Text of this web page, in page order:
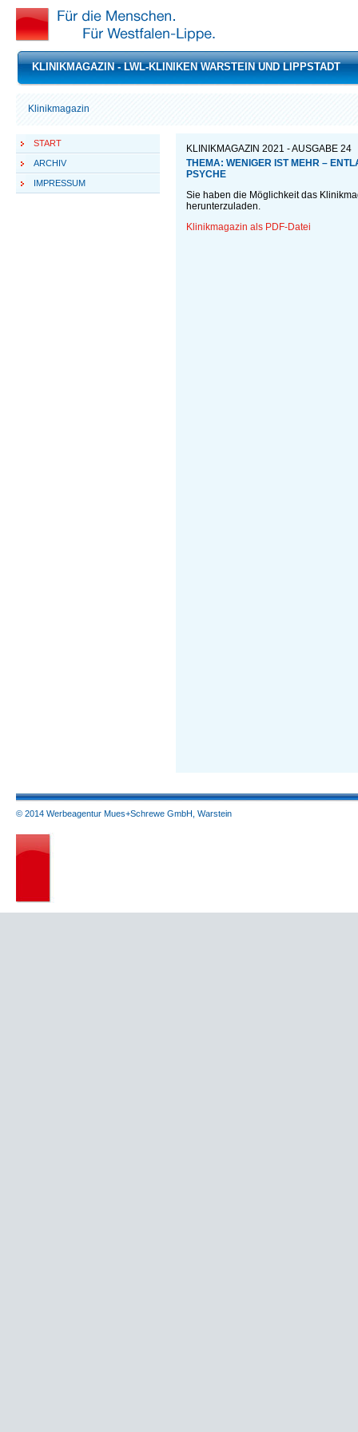
KLINIKMAGAZIN - LWL-KLINIKEN WARSTEIN UND LIPPSTADT
Klinikmagazin
START
ARCHIV
IMPRESSUM
KLINIKMAGAZIN 2021 - AUSGABE 24
THEMA: WENIGER IST MEHR –
PSYCHE
Sie haben die Möglichkeit das
herunterzuladen.
Klinikmagazin als PDF-Datei
© 2014 Werbeagentur Mues+Schrewe GmbH, Warstein